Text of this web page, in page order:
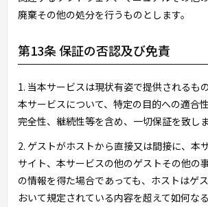
廃棄その他の処分を行うものとします。
第13条 保証の否認及び免責
1. 当本サービスは現状有姿で提供されるも
本サービスについて、特定の目的への適合
完全性、継続性等を含め、一切保証を致しま
2. ゲストがホストから直接又は間接に、本
サイト、本サービスの他のゲストその他の
の情報を得た場合であっても、ホストはゲ
おいて規定されている内容を超えて如何な